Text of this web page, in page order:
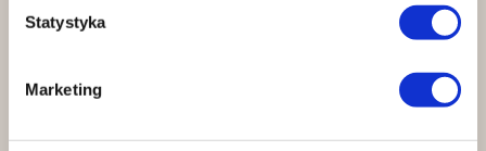
Statystyka
Marketing
Efekty, które widać